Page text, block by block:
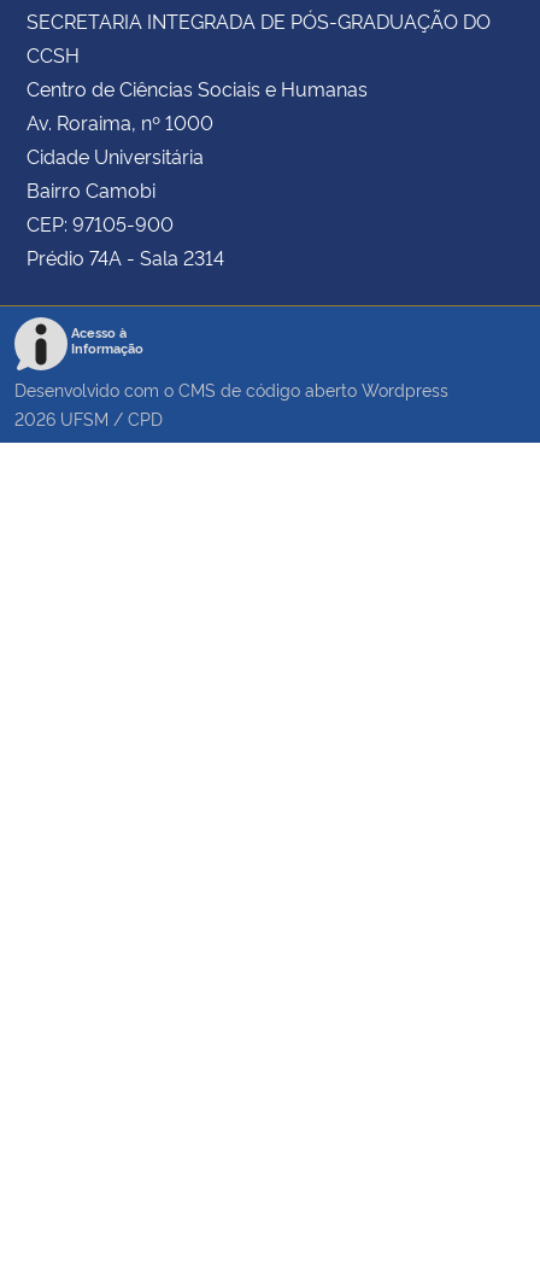
SECRETARIA INTEGRADA DE PÓS-GRADUAÇÃO DO
CCSH
Centro de Ciências Sociais e Humanas
Av. Roraima, nº 1000
Cidade Universitária
Bairro Camobi
CEP: 97105-900
Prédio 74A - Sala 2314
Acesso à
Informação
Desenvolvido com o CMS de código aberto Wordpress
2026 UFSM / CPD